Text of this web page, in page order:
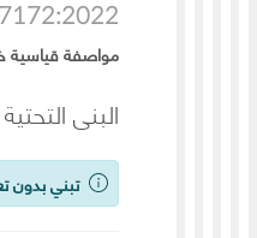
مواصفة قياسية
البنى
تبني بدون